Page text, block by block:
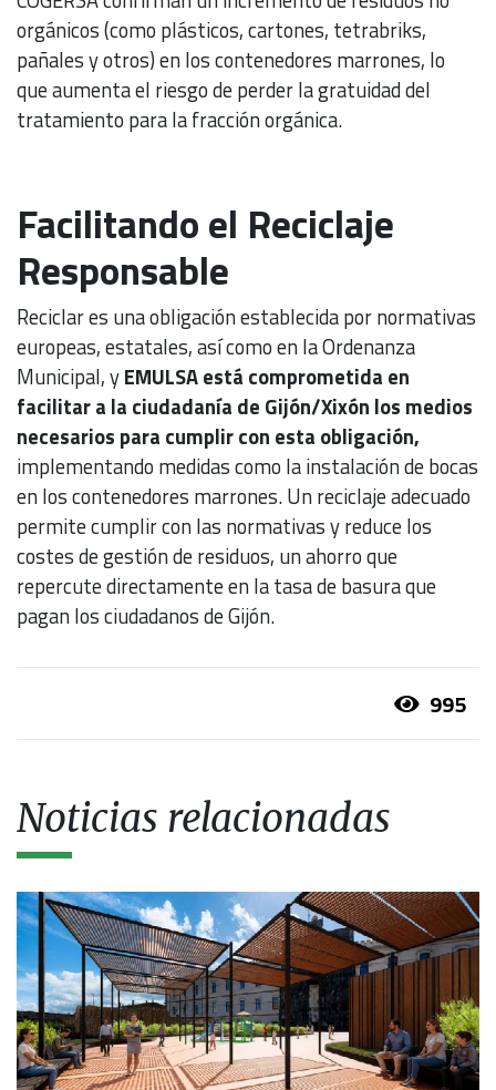
orgánicos (como plásticos, cartones, tetrabriks,
pañales y otros) en los contenedores marrones, lo
que aumenta el riesgo de perder la gratuidad del
tratamiento para la fracción orgánica.
Facilitando el Reciclaje
Responsable
Reciclar es una obligación establecida por normativas
europeas, estatales, así como en la Ordenanza
Municipal, yEMULSA está comprometida en
facilitar a la ciudadanía de Gijón/Xixón los medios
necesarios para cumplir con esta obligación,
implementando medidas como la instalación de bocas
en los contenedores marrones. Un reciclaje adecuado
permite cumplir con las normativas y reduce los
costes de gestión de residuos, un ahorro que
repercute directamente en la tasa de basura que
pagan los ciudadanos de Gijón.
995
Noticias relacionadas